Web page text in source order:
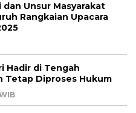
Unsur Masyarakat
Rangkaian Upacara
Hadir di Tengah
Tetap Diproses Hukum